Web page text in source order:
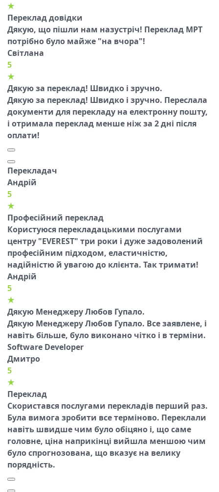
★
Переклад довідки
Дякую, що пішли нам назустріч! Переклад МРТ
потрібно було майже "на вчора"!
Світлана
5
★
Дякую за переклад! Швидко і зручно.
Дякую за переклад! Швидко і зручно. Переслала
документи для перекладу на електронну пошту,
і отримала переклад менше ніж за 2 дні після
оплати!
Перекладач
Андрій
5
★
Професійний переклад
Користуюся перекладацькими послугами
центру "EVEREST" три роки і дуже задоволений
професійним підходом, еластичністю,
надійністю й увагою до клієнта. Так тримати!
Андрій
5
★
Дякую Менеджеру Любов Гупало.
Дякую Менеджеру Любов Гупало. Все заявлене, і
навіть більше, було виконано чітко і в терміни.
Software Developer
Дмитро
5
★
Переклад
Скористався послугами перекладів перший раз.
Була вимога зробити все терміново. Переклали
навіть швидше чим було обіцяно і, що саме
головне, ціна наприкінці вийшла меншою чим
було спрогнозована, що вказує на велику
порядність.